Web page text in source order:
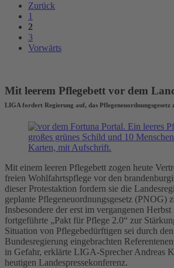
Zurück
1
2
3
Vorwärts
Mit leerem Pflegebett vor dem
LIGA fordert Regierung auf, das Pflegeneuordnungsgesetz
Mit einem leeren Pflegebett zogen heute
freien Wohlfahrtspflege vor den
dieser Protestaktion fordern sie die
geplante Pflegeneuordnungsgesetz (PNOG)
Insbesondere der erst im vergangenen
fortgeführte „Pakt für Pflege 2.0“ zur
Situation von Pflegebedürftigen sei durch
Bundesregierung eingebrachten
in Gefahr, erklärte LIGA-Sprecher Andreas
heutigen Landespressekonferenz.